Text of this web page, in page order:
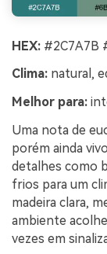
HEX: #2C7A7B
Clima: natural,
Melhor para:
Uma nota de
porém ainda
detalhes como
frios para um
madeira clara,
ambiente
vezes em